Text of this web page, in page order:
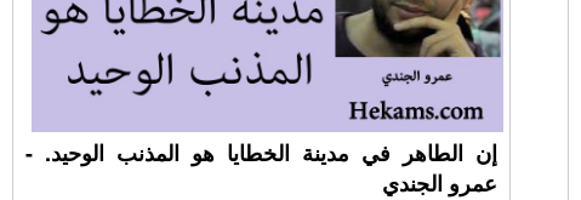
إن الطاهر في مدينة الخطايا هو المذنب الوحيد. -
عمرو الجندي